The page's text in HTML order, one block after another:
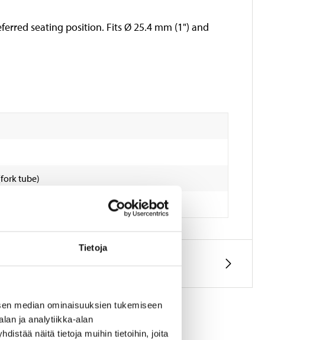
Tietoja
median ominaisuuksien tukemiseen
ja analytiikka-alan
näitä tietoja muihin tietoihin, joita
seating position. Fits Ø 25.4 mm (1") and
tube)